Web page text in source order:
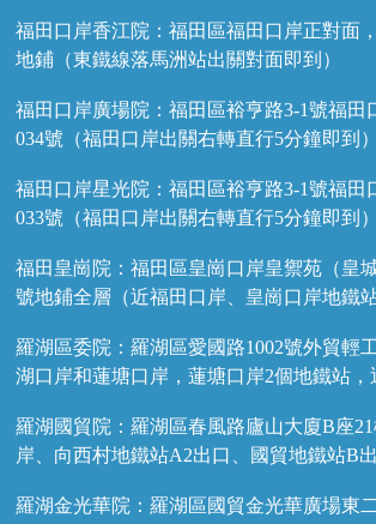
福田口岸香江院：福田區福田口岸正對面
地鋪（東鐵線落馬洲站出關對面即到）
福田口岸廣場院：福田區裕亨路3-1號福田
034號（福田口岸出關右轉直行5分鐘即到）
福田口岸星光院：福田區裕亨路3-1號福田
033號（福田口岸出關右轉直行5分鐘即到）
福田皇崗院：福田區皇崗口岸皇禦苑（皇
號地鋪全層（近福田口岸、皇崗口岸地鐵站
羅湖區委院：羅湖區愛國路1002號外貿輕
湖口岸和蓮塘口岸，蓮塘口岸2個地鐵站，
羅湖國貿院：羅湖區春風路廬山大廈B座
岸、向西村地鐵站A2出口、國貿地鐵站B出
羅湖金光華院：羅湖區國貿金光華廣場東